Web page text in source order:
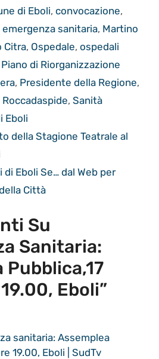
di Eboli, convocazione,
emergenza sanitaria, Martino
Citra, Ospedale, ospedali
Piano di Riorganizzazione
, Presidente della Regione,
Roccadaspide, Sanità
Eboli
della Stagione Teatrale al
di Eboli Se… dal Web per
Città
Su
Sanitaria:
Pubblica,17
Eboli”
sanitaria: Assemplea
19.00, Eboli | SudTv